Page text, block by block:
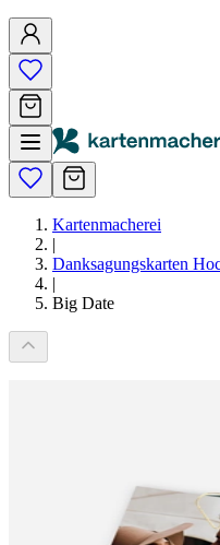
Kartenmacherei
|
Danksagungskarten
|
Big Date